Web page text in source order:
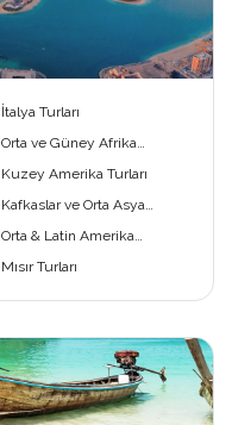
İtalya Turları
Orta ve Güney Afrika
Kuzey Amerika Turları
Kafkaslar ve Orta Asya
Orta & Latin Amerika
Mısır Turları